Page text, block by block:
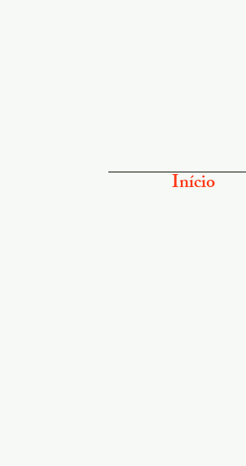
Início